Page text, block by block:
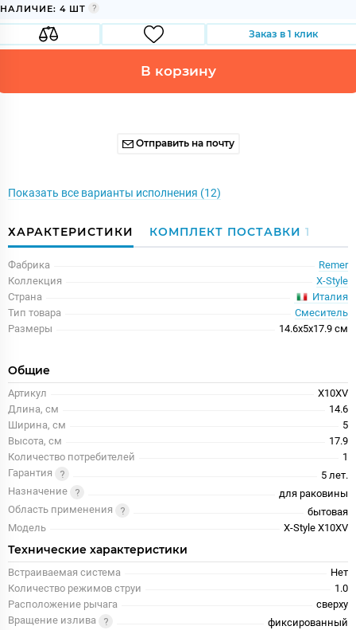
НАЛИЧИЕ: 4 ШТ
Заказ в 1 клик
В корзину
Отправить на почту
Показать все варианты исполнения (12)
ХАРАКТЕРИСТИКИ КОМПЛЕКТ ПОСТАВКИ 1
Фабрика
Remer
Коллекция
X-Style
Страна
Италия
Тип товара
Смеситель
Размеры
14.6x5x17.9 см
Общие
Артикул
X10XV
Длина, см
14.6
Ширина, см
5
Высота, см
17.9
Количество потребителей
1
Гарантия
5 лет.
Назначение
для раковины
Область применения
бытовая
Модель
X-Style X10XV
Технические характеристики
Встраиваемая система
Нет
Количество режимов струи
1.0
Расположение рычага
сверху
Вращение излива
фиксированный